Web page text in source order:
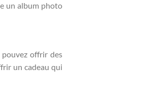
un album photo
offrir des
un cadeau qui